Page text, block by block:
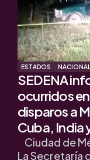
ESTADOS NACIONAL
SEDENA
ocurridos
disparos a
Cuba, India
Ciudad de
La Secretaría